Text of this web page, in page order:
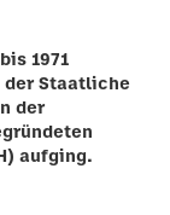
1971
der Staatliche
der
aufging.